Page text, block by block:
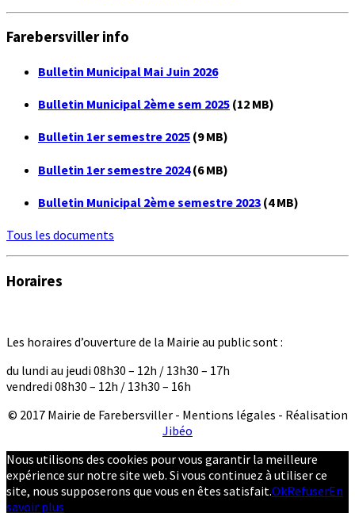
Farebersviller info
Bulletin Municipal Mai Juin 2026
Bulletin Municipal 2ème sem 2025 (12 MB)
Bulletin 1er semestre 2025 (9 MB)
Bulletin 1er semestre 2024 (6 MB)
Bulletin Municipal 2ème semestre 2023 (4 MB)
Tous les documents
Horaires
Les horaires d’ouverture de la Mairie au public sont :
du lundi au jeudi 08h30 – 12h / 13h30 – 17h
vendredi 08h30 – 12h / 13h30 – 16h
© 2017 Mairie de Farebersviller - Mentions légales - Réalisation
Jibéo
Nous utilisons des cookies pour vous garantir la meilleure
expérience sur notre site web. Si vous continuez à utiliser ce
site, nous supposerons que vous en êtes satisfait.OkRefuserEn
savoir plus